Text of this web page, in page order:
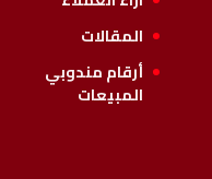
المقالات
أرقام مندوبي
المبيعات